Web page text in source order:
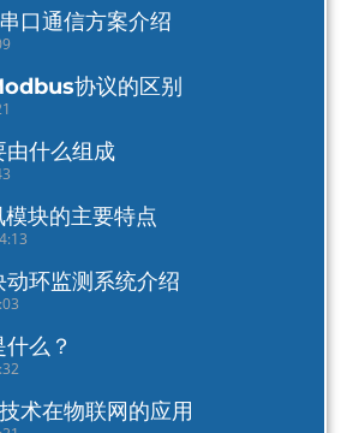
口通信方案介绍
协议的区别
由什么组成
块的主要特点
环监测系统介绍
么？
术在物联网的应用